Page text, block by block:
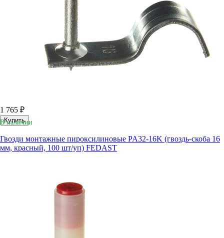
1 765 ₽
Купить
В наличии
Гвозди монтажные пироксилиновые PA32-16K (гвоздь-скоба 16
мм, красный, 100 шт/уп) FEDAST